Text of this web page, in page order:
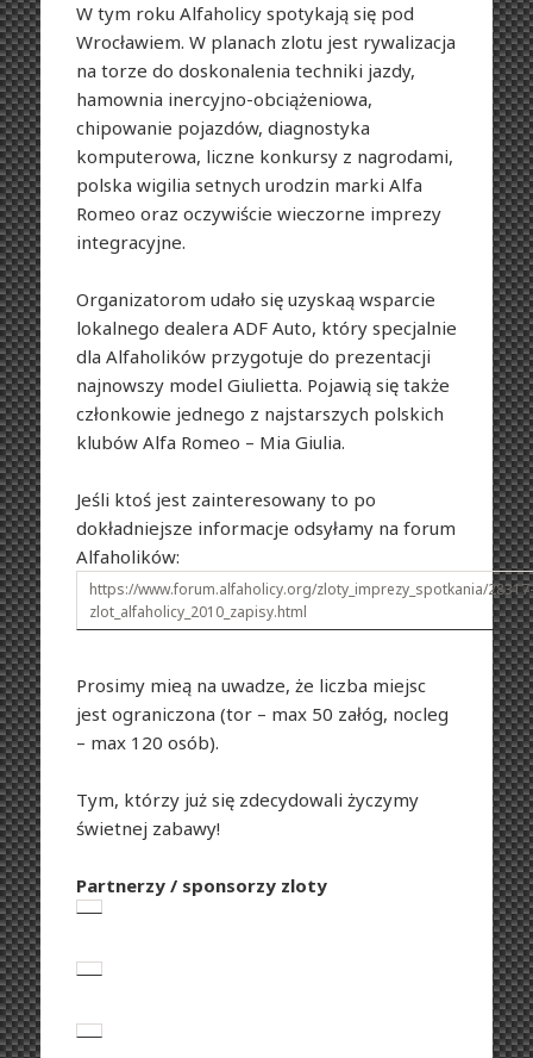
W tym roku Alfaholicy spotykają się pod
Wrocławiem. W planach zlotu jest rywalizacja
na torze do doskonalenia techniki jazdy,
hamownia inercyjno-obciążeniowa,
chipowanie pojazdów, diagnostyka
komputerowa, liczne konkursy z nagrodami,
polska wigilia setnych urodzin marki Alfa
Romeo oraz oczywiście wieczorne imprezy
integracyjne.
Organizatorom udało się uzyskaą wsparcie
lokalnego dealera ADF Auto, który specjalnie
dla Alfaholików przygotuje do prezentacji
najnowszy model Giulietta. Pojawią się także
członkowie jednego z najstarszych polskich
klubów Alfa Romeo – Mia Giulia.
Jeśli ktoś jest zainteresowany to po
dokładniejsze informacje odsyłamy na forum
Alfaholików:
https://www.forum.alfaholicy.org/zloty_imprezy_spotkania/28317-
zlot_alfaholicy_2010_zapisy.html
Prosimy mieą na uwadze, że liczba miejsc
jest ograniczona (tor – max 50 załóg, nocleg
– max 120 osób).
Tym, którzy już się zdecydowali życzymy
świetnej zabawy!
Partnerzy / sponsorzy zloty